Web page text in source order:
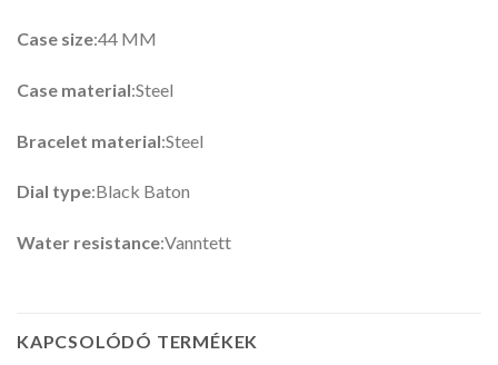
Case size:44 MM
Case material:Steel
Bracelet material:Steel
Dial type:Black Baton
Water resistance:Vanntett
KAPCSOLÓDÓ TERMÉKEK